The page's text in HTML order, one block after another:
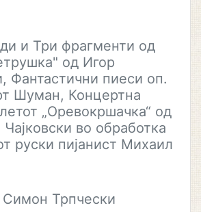
и Три фрагменти од
од Игор
Фантастични пиеси оп.
Шуман, Концертна
„Оревокршачка“ од
во обработка
руски пијанист Михаил
Трпчески